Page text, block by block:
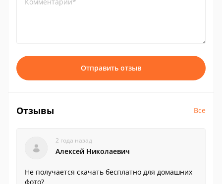
Отправить отзыв
Отзывы Все
2 года назад
Алексей Николаевич
Не получается скачать бесплатно для домашних
фото?